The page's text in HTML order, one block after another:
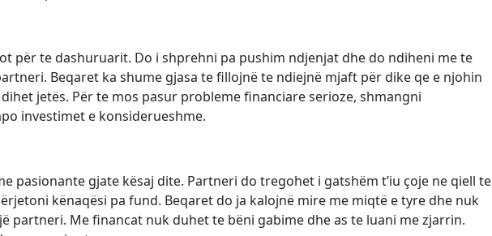
për te dashuruarit. Do i shprehni pa pushim ndjenjat dhe do ndiheni me te
Beqaret ka shume gjasa te fillojnë te ndiejnë mjaft për dike qe e njohin
jetës. Për te mos pasur probleme financiare serioze, shmangni
investimet e konsiderueshme.
pasionante gjate kësaj dite. Partneri do tregohet i gatshëm t’iu çoje ne qiell te
kënaqësi pa fund. Beqaret do ja kalojnë mire me miqtë e tyre dhe nuk
partneri. Me financat nuk duhet te bëni gabime dhe as te luani me zjarrin.